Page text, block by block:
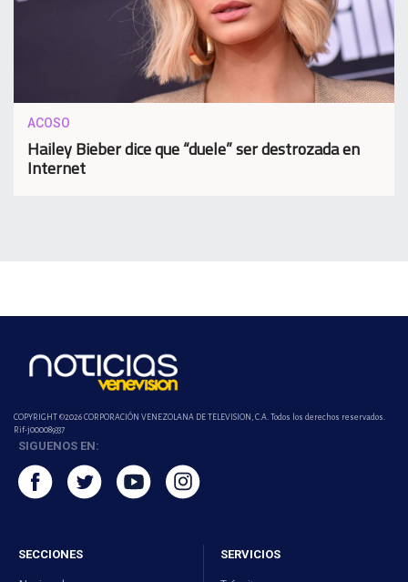
ACOSO
Hailey Bieber dice que “duele” ser destrozada en
Internet
COPYRIGHT ©2026 CORPORACIÓN VENEZOLANA DE TELEVISION, C.A. Todos los derechos reservados.
Rif-j000089337
SIGUENOS EN:
SECCIONES SERVICIOS